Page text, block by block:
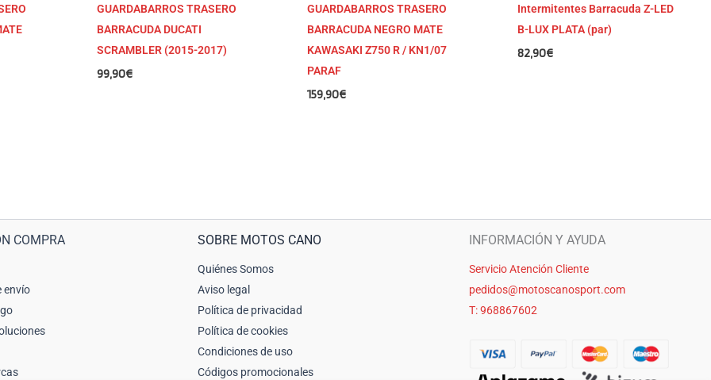
GUARDABARROS TRASERO
BARRACUDA DUCATI
SCRAMBLER (2015-2017)
99,90€
GUARDABARROS TRASERO
BARRACUDA NEGRO MATE
KAWASAKI Z750 R / KN1/07
PARAF
159,90€
Intermitentes Barracuda Z-LED
B-LUX PLATA (par)
82,90€
COMPRA
envío
SOBRE MOTOS CANO
Quiénes Somos
Aviso legal
Política de privacidad
Política de cookies
Condiciones de uso
Códigos promocionales
INFORMACIÓN Y AYUDA
Servicio Atención Cliente
pedidos@motoscanosport.com
T: 968867602